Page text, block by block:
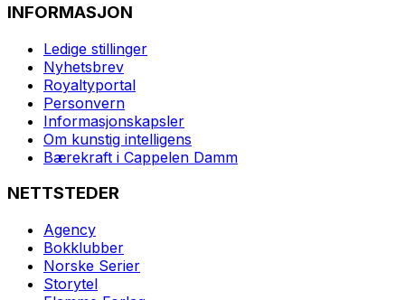
INFORMASJON
Ledige stillinger
Nyhetsbrev
Royaltyportal
Personvern
Informasjonskapsler
Om kunstig intelligens
Bærekraft i Cappelen Damm
NETTSTEDER
Agency
Bokklubber
Norske Serier
Storytel